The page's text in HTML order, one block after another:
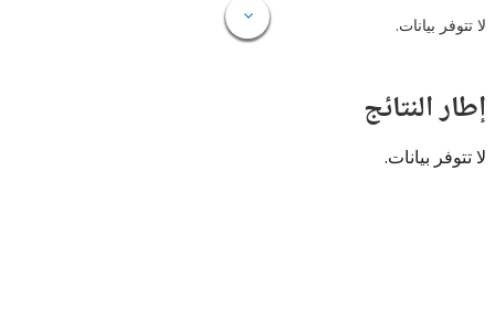
بيانات.
بيانات.